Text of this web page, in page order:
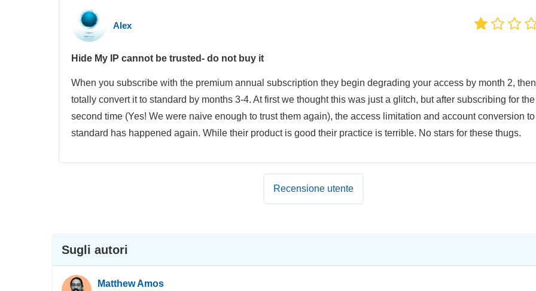
Alex
Hide My IP cannot be trusted- do not buy it
When you subscribe with the premium annual subscription they begin degrading your access by month 2, then
totally convert it to standard by months 3-4. At first we thought this was just a glitch, but after subscribing for the
second time (Yes! We were naive enough to trust them again), the access limitation and account conversion to
standard has happened again. While their product is good their practice is terrible. No stars for these thugs.
Recensione utente
Sugli autori
Matthew Amos